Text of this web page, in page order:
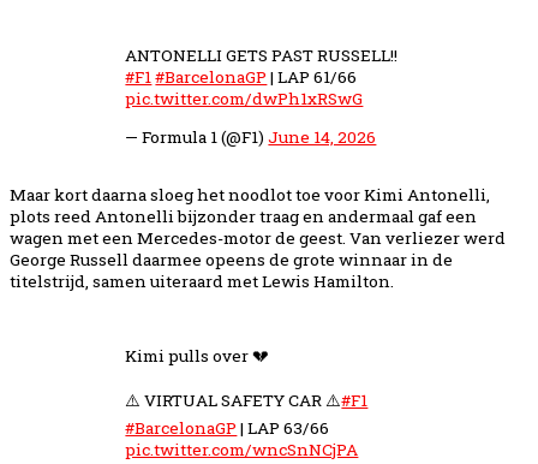
ANTONELLI GETS PAST RUSSELL!!
#F1#BarcelonaGP | LAP 61/66
pic.twitter.com/dwPh1xRSwG
— Formula 1 (@F1)June 14, 2026
Maar kort daarna sloeg het noodlot toe voor Kimi Antonelli,
plots reed Antonelli bijzonder traag en andermaal gaf een
wagen met een Mercedes-motor de geest. Van verliezer werd
George Russell daarmee opeens de grote winnaar in de
titelstrijd, samen uiteraard met Lewis Hamilton.
Kimi pulls over 💔
⚠️ VIRTUAL SAFETY CAR ⚠️#F1
#BarcelonaGP | LAP 63/66
pic.twitter.com/wncSnNCjPA